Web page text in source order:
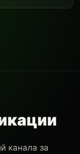
канала за